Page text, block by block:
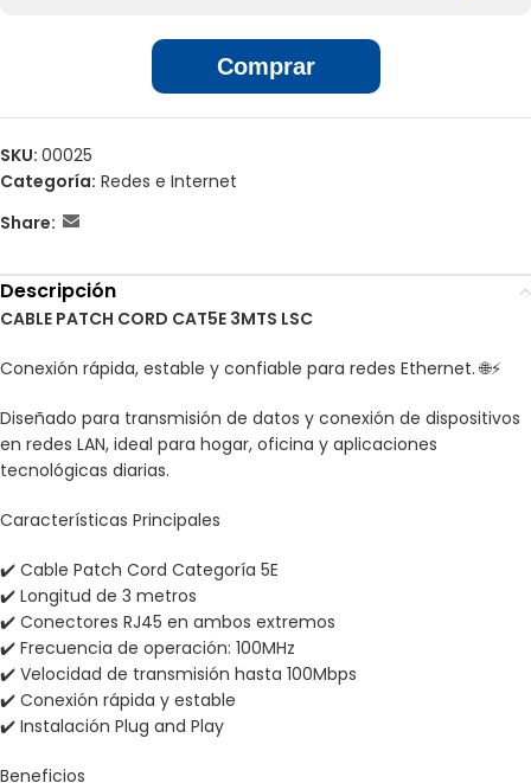
Velocidad de transmisión de 1000 Mbps
Comprar
SKU: 00025
Categoría: Redes e Internet
Share:
Descripción
CABLE PATCH CORD CAT5E 3MTS LSC
Conexión rápida, estable y confiable para redes Ethernet. 🌐⚡
Diseñado para transmisión de datos y conexión de dispositivos
en redes LAN, ideal para hogar, oficina y aplicaciones
tecnológicas diarias.
Características Principales
✔️ Cable Patch Cord Categoría 5E
✔️ Longitud de 3 metros
✔️ Conectores RJ45 en ambos extremos
✔️ Frecuencia de operación: 100MHz
✔️ Velocidad de transmisión hasta 100Mbps
✔️ Conexión rápida y estable
✔️ Instalación Plug and Play
Beneficios